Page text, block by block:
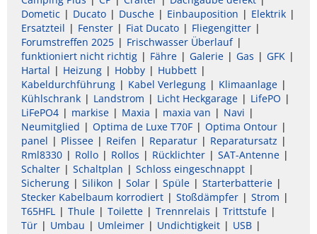
Dometic
Ducato Dusche Einbauposition
Elektrik
Ersatzteil
Fenster Fiat Ducato
Fliegengitter
Forumstreffen 2025
Frischwasser Überlauf
funktioniert nicht richtig
Fähre Galerie Gas
GFK
Hartal
Heizung Hobby
Hubbett
Kabeldurchführung
Kabel Verlegung
Klimaanlage
Kühlschrank
Landstrom Licht Heckgarage
LifePO
LiFePO4
markise Maxia maxia van
Navi
Neumitglied
Optima de Luxe T70F
Optima Ontour
panel
Plissee Reifen Reparatur
Reparatursatz
Rml8330
Rollo Rollos Rücklichter
SAT-Antenne
Schalter
Schaltplan
Schloss eingeschnappt
Sicherung
Silikon Solar Spüle
Starterbatterie
Stecker Kabelbaum korrodiert
Stoßdämpfer
Strom
T65HFL
Thule Toilette Trennrelais
Trittstufe
Tür
Umbau Umleimer Undichtigkeit
USB